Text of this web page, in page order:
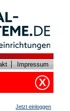
Impressum
X
Jetzt einloggen